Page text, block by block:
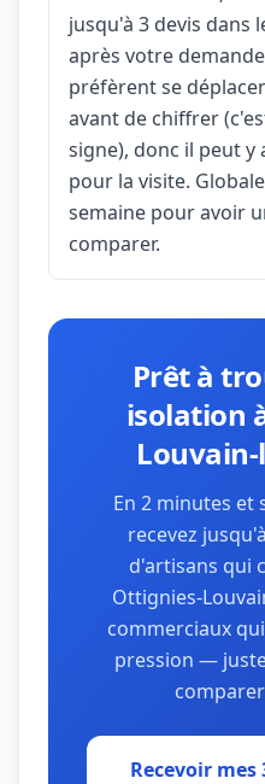
jusqu'à 3 devis dans
après votre
préfèrent se
avant de chiffrer
signe), donc il peut
pour la visite.
semaine pour avoir
comparer.
Prêt à
isolation
En 2 minutes et
recevez
d'artisans qui
Ottignies-
commerciaux
pression —
Recevoir